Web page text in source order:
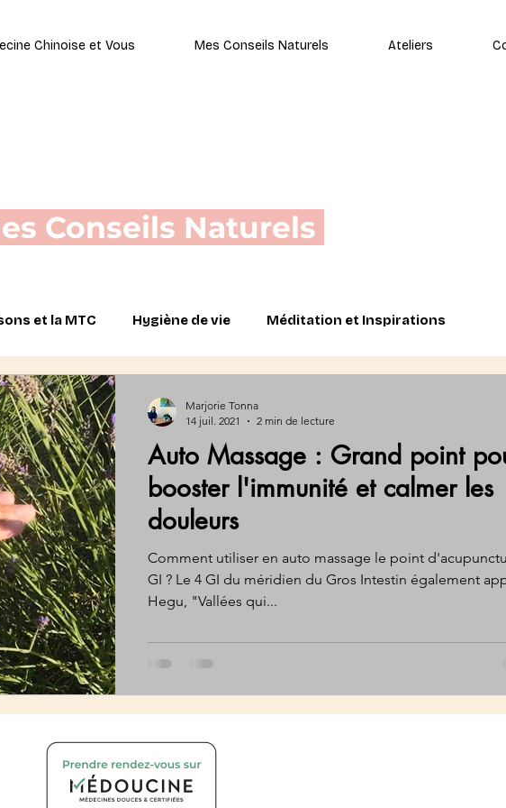
Chinoise et Vous Mes Conseils Naturels Ateliers
Conseils Naturels
et la MTC Hygiène de vie Méditation et Inspirations
Auto Massage : Grand point
booster l'immunité et calmer les
douleurs
Comment utiliser en auto massage le point
GI ? Le 4 GI du méridien du Gros Intestin également
Hegu, "Vallées qui...
Marjorie Tonna
14 juil. 2021
2 min de lecture